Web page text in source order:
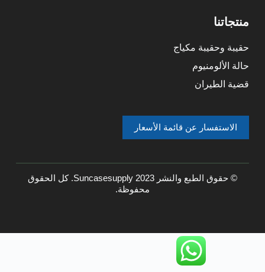
منتجاتنا
حقيبة وحقيبة مكياج
حالة الألومنيوم
قضية الطيران
الاستفسار عن قائمة الأسعار
© حقوق الطبع والنشر 2023 Suncasesupply. كل الحقوق
محفوظة.